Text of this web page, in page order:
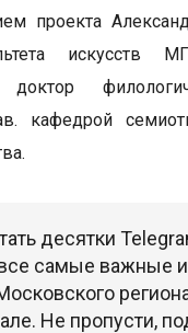
проекта
искусств
доктор
кафедрой
десятки
самые важные
Не пропусти,